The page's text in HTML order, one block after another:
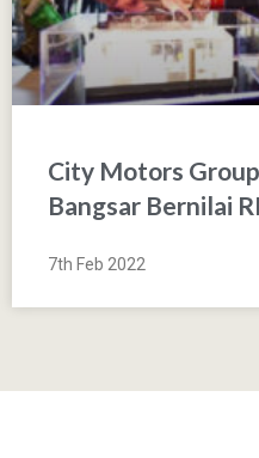
City Motors
Bangsar Bernilai
7th Feb 2022